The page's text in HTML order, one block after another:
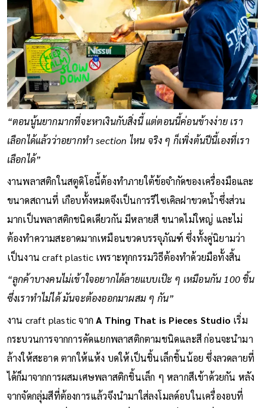
“ตอนนู้นยากมากที่จะหาเงินกับสิ่งนี้ แต่ตอนนี้ค่อนข้างง่าย เรา
เลือกได้แล้วว่าอยากทำ section ไหน จริง ๆ ก็เพิ่งต้นปีนี้เองที่เรา
เลือกได้”
งานพลาสติกในสตูดิโอนี้ต้องทำภายใต้ข้อจำกัดของเครื่องมือและ
ขนาดสถานที่ เกือบทั้งหมดจึงเป็นการรีไซเคิลฝาขวดน้ำซึ่งส่วน
มากเป็นพลาสติกชนิดเดียวกัน มีหลายสี ขนาดไม่ใหญ่ และไม่
ต้องทำความสะอาดมากเหมือนขวดบรรจุภัณฑ์ ซึ่งทั้งคู่นิยามว่า
เป็นงาน craft plastic เพราะทุกกรรมวิธีต้องทำด้วยมือทั้งสิ้น
“ลูกค้าบางคนไม่เข้าใจอยากได้ลายแบบเป๊ะ ๆ เหมือนกัน 100 ชิ้น
ซึ่งเราทำไม่ได้ มันจะต้องออกมาผสม ๆ กัน”
งาน craft plastic จากA Thing That is Pieces Studio เริ่ม
กระบวนการจากการคัดแยกพลาสติกตามชนิดและสี ก่อนจะนำมา
ล้างให้สะอาด ตากให้แห้ง บดให้เป็นชิ้นเล็กชิ้นน้อย ซึ่งลวดลายที่
ได้ก็มาจากการผสมเศษพลาสติกชิ้นเล็ก ๆ หลากสีเข้าด้วยกัน หลัง
จากจัดกลุ่มสีที่ต้องการแล้วจึงนำมาใส่ลงโมลด์อบในเครื่องอบที่